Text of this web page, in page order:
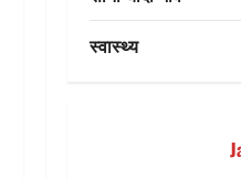
स्वास्थ्य